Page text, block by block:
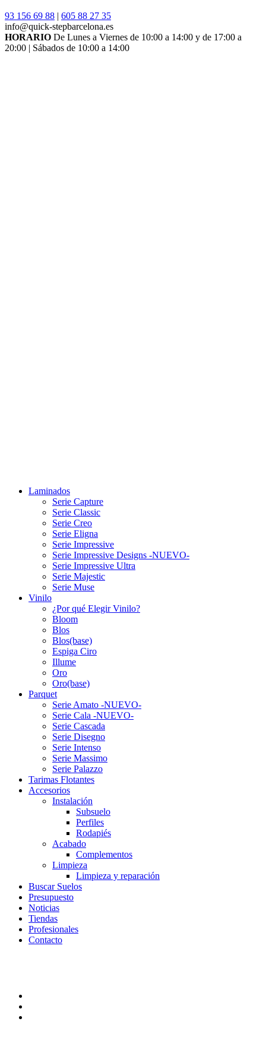
93 156 69 88 | 605 88 27 35
info@quick-stepbarcelona.es
HORARIO De Lunes a Viernes de 10:00 a 14:00 y de 17:00 a
20:00 | Sábados de 10:00 a 14:00
Laminados
Serie Capture
Serie Classic
Serie Creo
Serie Eligna
Serie Impressive
Serie Impressive Designs -NUEVO-
Serie Impressive Ultra
Serie Majestic
Serie Muse
Vinilo
¿Por qué Elegir Vinilo?
Bloom
Blos
Blos(base)
Espiga Ciro
Illume
Oro
Oro(base)
Parquet
Serie Amato -NUEVO-
Serie Cala -NUEVO-
Serie Cascada
Serie Disegno
Serie Intenso
Serie Massimo
Serie Palazzo
Tarimas Flotantes
Accesorios
Instalación
Subsuelo
Perfiles
Rodapiés
Acabado
Complementos
Limpieza
Limpieza y reparación
Buscar Suelos
Presupuesto
Noticias
Tiendas
Profesionales
Contacto